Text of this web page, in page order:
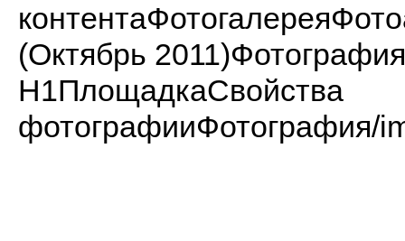
(Октябрь
H1ПлощадкаСвойства
фотографииФотография/